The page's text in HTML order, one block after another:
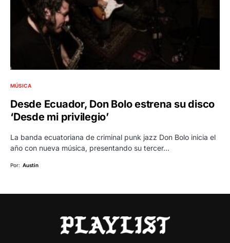
MÚSICA
Desde Ecuador, Don Bolo estrena su disco
‘Desde mi privilegio’
La banda ecuatoriana de criminal punk jazz Don Bolo inicia el
año con nueva música, presentando su tercer…
Por: Austin